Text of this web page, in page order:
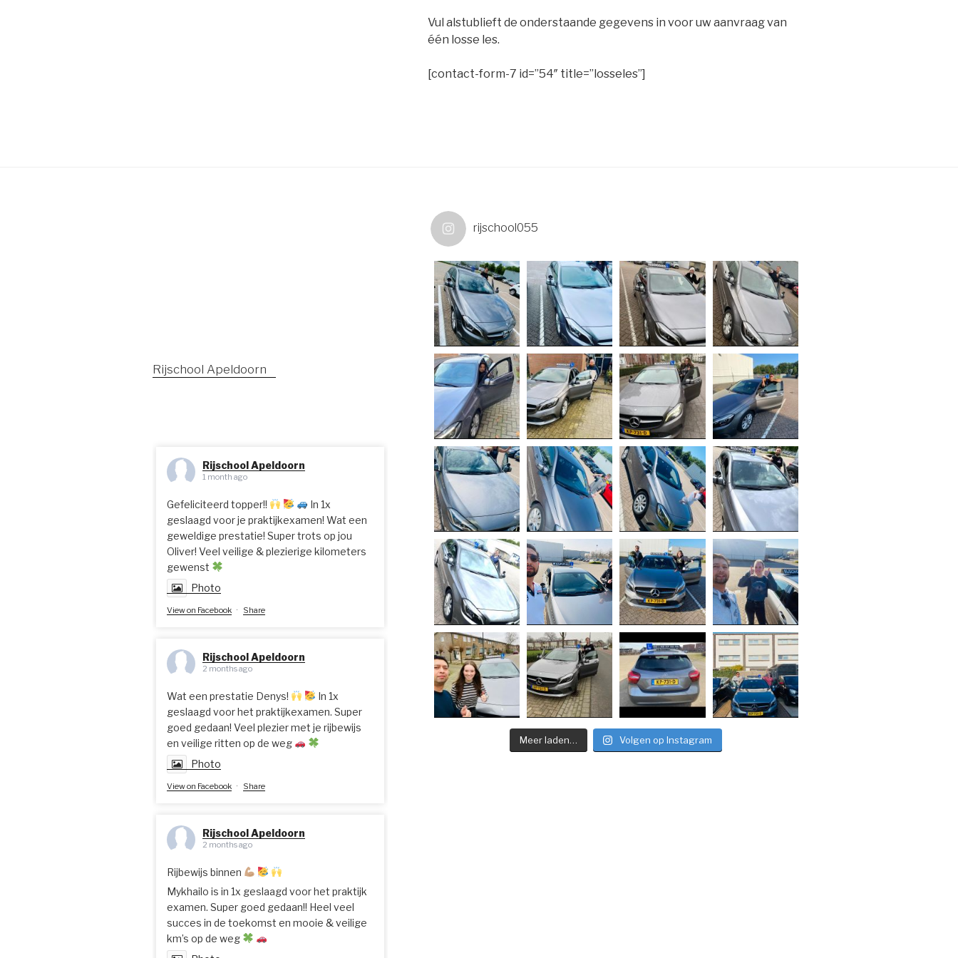
Vul alstublieft de onderstaande gegevens in voor uw aanvraag van
één losse les.
[contact-form-7 id=”54″ title=”losseles”]
Rijschool Apeldoorn
Rijschool Apeldoorn
1 month ago
Gefeliciteerd topper!!
In 1x
geslaagd voor je praktijkexamen! Wat een
geweldige prestatie! Super trots op jou
Oliver! Veel veilige & plezierige kilometers
gewenst
Photo
View on Facebook · Share
Rijschool Apeldoorn
2 months ago
Wat een prestatie Denys!
In 1x
geslaagd voor het praktijkexamen. Super
goed gedaan! Veel plezier met je rijbewijs
en veilige ritten op de weg
Photo
View on Facebook · Share
Rijschool Apeldoorn
2 months ago
Rijbewijs binnen
Mykhailo is in 1x geslaagd voor het praktijk
examen. Super goed gedaan!! Heel veel
succes in de toekomst en mooie & veilige
km’s op de weg
rijschool055
Meer laden… Volgen op Instagram